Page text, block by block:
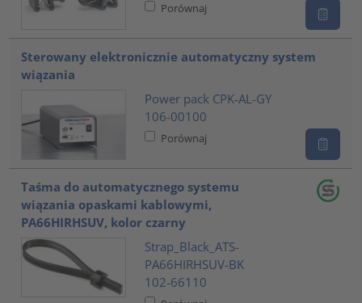
Porównaj
Sterowany elektronicznie automatyczny system
wiązania
Power pack CPK-AL-GY
106-00100
Porównaj
Taśma do automatycznego systemu
wiązania opaskami kablowymi,
PA66HIRHSUV, kolor czarny
Strap_Black_ATS-
PA66HIRHSUV-BK
102-66110